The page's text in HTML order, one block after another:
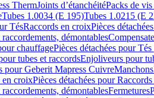
ThermJoints d’étanchéitéPacks de
Tubes 1.0034 (E 195)Tubes 1.0215 (E
TésRaccords en croixPièces
démontables
chauffagePièces détachées pour
tubes et raccordsEnjoliveurs pour
pour Geberit Mapress CuivreManchons
en croixPièces détachées pour
démontablesFermetures